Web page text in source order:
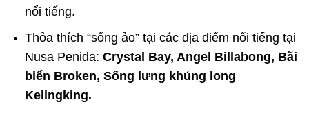
nổi tiếng.
Thỏa thích “sống ảo” tại các địa điểm nổi tiếng tại
Nusa Penida: Crystal Bay, Angel Billabong, Bãi
biển Broken, Sống lưng khủng long
Kelingking.